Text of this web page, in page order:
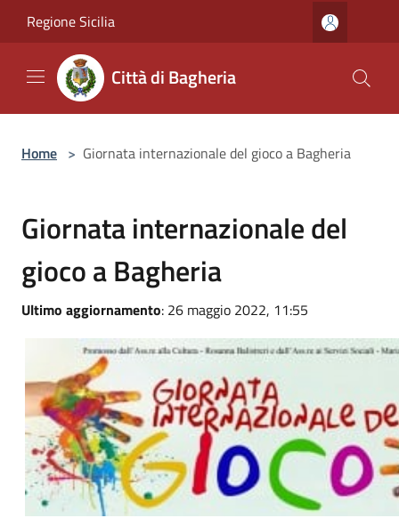
Regione Sicilia
Città di Bagheria
Home > Giornata internazionale del gioco a Bagheria
Giornata internazionale del
gioco a Bagheria
Ultimo aggiornamento: 26 maggio 2022, 11:55